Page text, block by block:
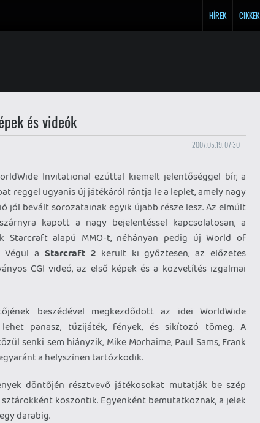
HÍREK CIKKEK
és videók
2007.05.19. 07:30
Invitational ezúttal kiemelt jelentőséggel bír, a
reggel ugyanis új játékáról rántja le a leplet, amely nagy
jól bevált sorozatainak egyik újabb része lesz. Az elmúlt
kapott a nagy bejelentéssel kapcsolatosan, a
Starcraft alapú MMO-t, néhányan pedig új World of
Végül aStarcraft 2került ki győztesen, az előzetes
CGI videó, az első képek és a közvetítés izgalmai
beszédével megkezdődött az idei WorldWide
panasz, tűzijáték, fények, és sikítozó tömeg. A
senki sem hiányzik, Mike Morhaime, Paul Sams, Frank
a helyszínen tartózkodik.
döntőjén résztvevő játékosokat mutatják be szép
köszöntik. Egyenként bemutatkoznak, a jelek
darabig.